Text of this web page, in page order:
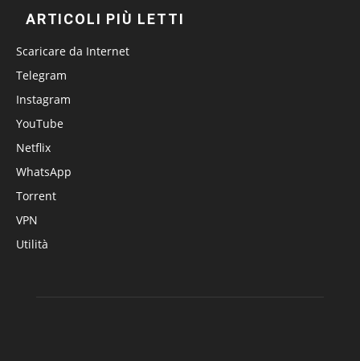
ARTICOLI PIÙ LETTI
Scaricare da Internet
Telegram
Instagram
YouTube
Netflix
WhatsApp
Torrent
VPN
Utilità